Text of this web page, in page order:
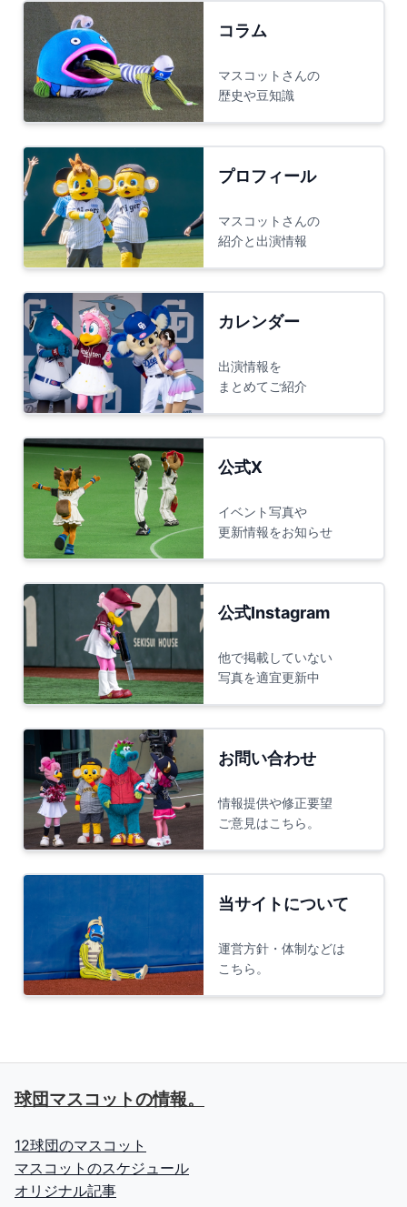
コラム
マスコットさんの
歴史や豆知識
プロフィール
マスコットさんの
紹介と出演情報
カレンダー
出演情報を
まとめてご紹介
公式X
イベント写真や
更新情報をお知らせ
公式Instagram
他で掲載していない
写真を適宜更新中
お問い合わせ
情報提供や修正要望
ご意見はこちら。
当サイトについて
運営方針・体制などは
こちら。
球団マスコットの情報。
12球団のマスコット
マスコットのスケジュール
オリジナル記事